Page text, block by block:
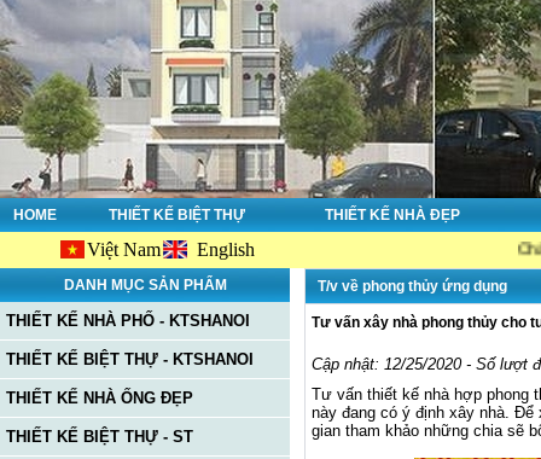
HOME THIẾT KẾ BIỆT THỰ THIẾT KẾ NHÀ ĐẸP
Việt Nam English Chào
DANH MỤC SẢN PHẨM
THIẾT KẾ NHÀ PHỐ - KTSHANOI
THIẾT KẾ BIỆT THỰ - KTSHANOI
THIẾT KẾ NHÀ ỐNG ĐẸP
THIẾT KẾ BIỆT THỰ - ST
T/v về phong thủy ứng dụng
Tư vấn xây nhà phong thủy cho
Cập nhật: 12/25/2020 - Số lượt
Tư vấn thiết kế nhà hợp phong
này đang có ý định xây nhà.
gian tham khảo những chia sẽ